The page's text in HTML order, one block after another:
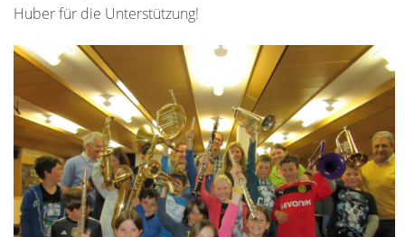
Huber für die Unterstützung!